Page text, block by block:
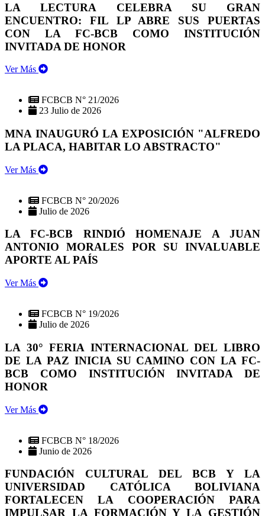
LA LECTURA CELEBRA SU GRAN
ENCUENTRO: FIL LP ABRE SUS PUERTAS
CON LA FC-BCB COMO INSTITUCIÓN
INVITADA DE HONOR
Ver Más
FCBCB N° 21/2026
23 Julio de 2026
MNA INAUGURÓ LA EXPOSICIÓN "ALFREDO
LA PLACA, HABITAR LO ABSTRACTO"
Ver Más
FCBCB N° 20/2026
Julio de 2026
LA FC-BCB RINDIÓ HOMENAJE A JUAN
ANTONIO MORALES POR SU INVALUABLE
APORTE AL PAÍS
Ver Más
FCBCB N° 19/2026
Julio de 2026
LA 30° FERIA INTERNACIONAL DEL LIBRO
DE LA PAZ INICIA SU CAMINO CON LA FC-
BCB COMO INSTITUCIÓN INVITADA DE
HONOR
Ver Más
FCBCB N° 18/2026
Junio de 2026
FUNDACIÓN CULTURAL DEL BCB Y LA
UNIVERSIDAD CATÓLICA BOLIVIANA
FORTALECEN LA COOPERACIÓN PARA
IMPULSAR LA FORMACIÓN Y LA GESTIÓN